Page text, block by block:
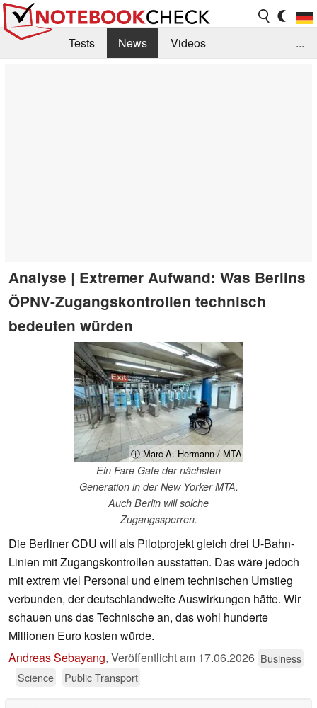
Tests News
Videos
...
Analyse | Extremer Aufwand: Was Berlins
ÖPNV-Zugangskontrollen technisch
bedeuten würden
ⓘ Marc A. Hermann / MTA
Ein Fare Gate der nächsten
Generation in der New Yorker MTA.
Auch Berlin will solche
Zugangssperren.
Die Berliner CDU will als Pilotprojekt gleich drei U-Bahn-
Linien mit Zugangskontrollen ausstatten. Das wäre jedoch
mit extrem viel Personal und einem technischen Umstieg
verbunden, der deutschlandweite Auswirkungen hätte. Wir
schauen uns das Technische an, das wohl hunderte
Millionen Euro kosten würde.
Andreas Sebayang, Veröffentlicht am 17.06.2026 Business
Science
Public Transport